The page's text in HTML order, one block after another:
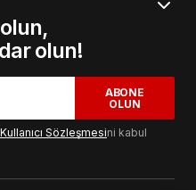
olun!
ABONE
OLUN
Kullanıcı Sözleşmesini kabul